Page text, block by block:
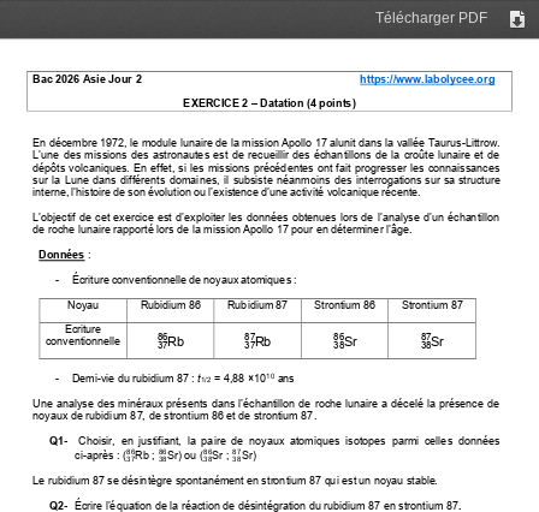
Télécharger PDF
Bac 2026 Asie Jour 2 https://www.labolycee.org
EXERCICE 2 – Datation (4 points)
En décembre 1972, le module lunaire de la mission Apollo 17 alunit dans la vallée Taurus-Littrow.
L’une des missions des astronautes est de recueillir des échantillons de la croûte lunaire et de
dépôts volcaniques. En effet, si les missions précédentes ont fait progresser les connaissances
sur  la  Lune  dans  différents  domaines,  il  subsiste  néanmoins  des  interrogations sur sa structure
interne, l’histoire de son évolution ou l’existence d’une activité volcanique récente.
L’objectif de cet exercice est d’exploiter les données obtenues lors de l’analyse d’un échantillon
de roche lunaire rapporté lors de la mission Apollo 17 pour en déterminer l’âge.
Données :
- Écriture conventionnelle de noyaux atomiques :
Noyau Rubidium 86 Rubidium 87 Strontium 86 Strontium 87
Écriture
conventionnelle
Rb
37
86 Rb
37
87 Sr
38
86 Sr
38
87
- Demi-vie du rubidium 87 : t1/2 = 4,88 ×1010 ans
Une analyse des minéraux présents dans l’échantillon de roche lunaire a décelé la présence  de
noyaux de rubidium 87, de strontium 86 et de strontium 87.
Q1-
Choisir,  en  justifiant,  la  paire  de  noyaux  atomiques  isotopes  parmi  celles  données
ci-après : ( Rb
37
86 ; Sr
38
86 ) ou ( Sr
38
86 ; Sr
38
87 )
Le rubidium 87 se désintègre spontanément en strontium 87 qui est un noyau stable.
Q2- Écrire l’équation de la réaction de désintégration du rubidium 87 en strontium 87.